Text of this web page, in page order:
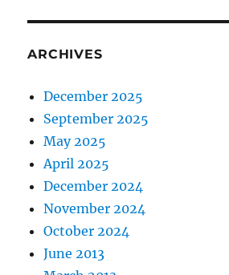
ARCHIVES
December 2025
September 2025
May 2025
April 2025
December 2024
November 2024
October 2024
June 2013